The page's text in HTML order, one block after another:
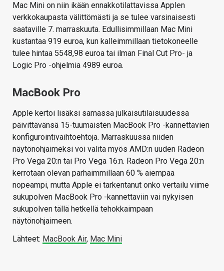
Mac Mini on niin ikään ennakkotilattavissa Applen
verkkokaupasta välittömästi ja se tulee varsinaisesti
saataville 7. marraskuuta. Edullisimmillaan Mac Mini
kustantaa 919 euroa, kun kalleimmillaan tietokoneelle
tulee hintaa 5548,98 euroa tai ilman Final Cut Pro- ja
Logic Pro -ohjelmia 4989 euroa.
MacBook Pro
Apple kertoi lisäksi samassa julkaisutilaisuudessa
päivittävänsä 15-tuumaisten MacBook Pro -kannettavien
konfigurointivaihtoehtoja. Marraskuussa niiden
näytönohjaimeksi voi valita myös AMD:n uuden Radeon
Pro Vega 20:n tai Pro Vega 16:n. Radeon Pro Vega 20:n
kerrotaan olevan parhaimmillaan 60 % aiempaa
nopeampi, mutta Apple ei tarkentanut onko vertailu viime
sukupolven MacBook Pro -kannettaviin vai nykyisen
sukupolven tällä hetkellä tehokkaimpaan
näytönohjaimeen.
Lähteet: MacBook Air, Mac Mini